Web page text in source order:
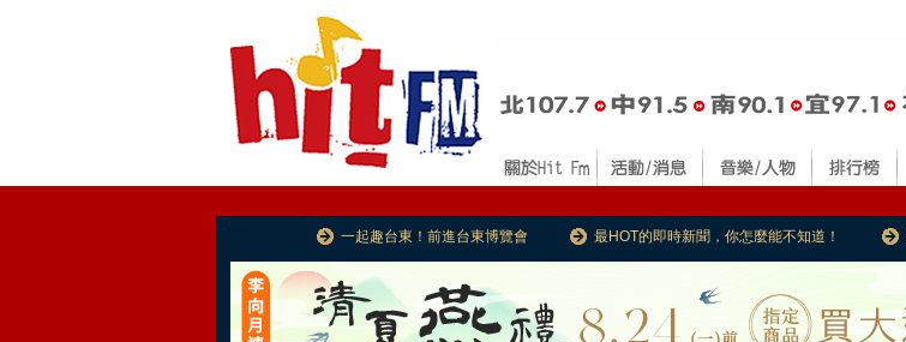
一起趣台東！前進台東博覽會 最HOT的即時新聞，你怎麼能不知道！